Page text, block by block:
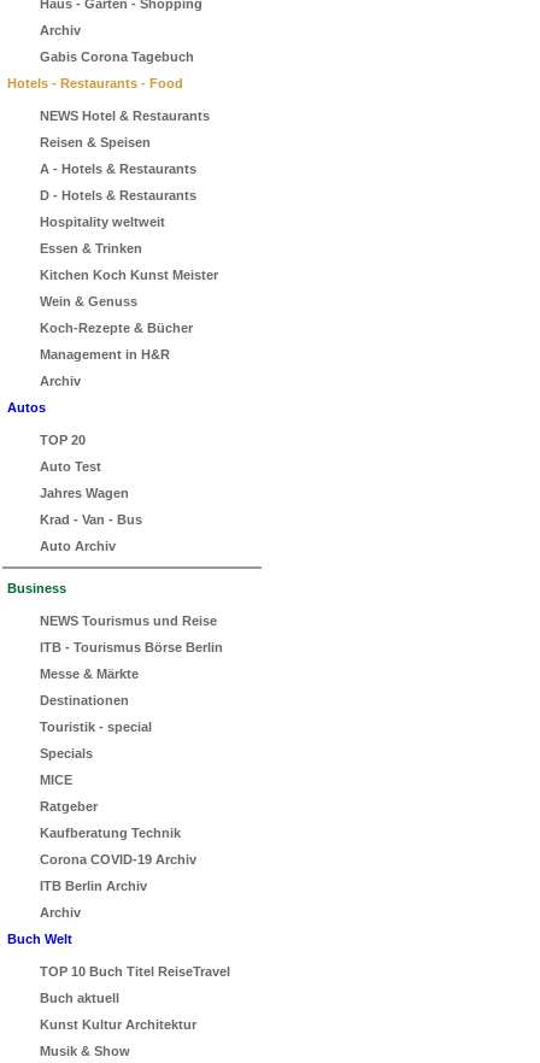
Haus - Garten - Shopping
Archiv
Gabis Corona Tagebuch
Hotels - Restaurants - Food
NEWS Hotel & Restaurants
Reisen & Speisen
A - Hotels & Restaurants
D - Hotels & Restaurants
Hospitality weltweit
Essen & Trinken
Kitchen Koch Kunst Meister
Wein & Genuss
Koch-Rezepte & Bücher
Management in H&R
Archiv
Autos
TOP 20
Auto Test
Jahres Wagen
Krad - Van - Bus
Auto Archiv
Business
NEWS Tourismus und Reise
ITB - Tourismus Börse Berlin
Messe & Märkte
Destinationen
Touristik - special
Specials
MICE
Ratgeber
Kaufberatung Technik
Corona COVID-19 Archiv
ITB Berlin Archiv
Archiv
Buch Welt
TOP 10 Buch Titel ReiseTravel
Buch aktuell
Kunst Kultur Architektur
Musik & Show